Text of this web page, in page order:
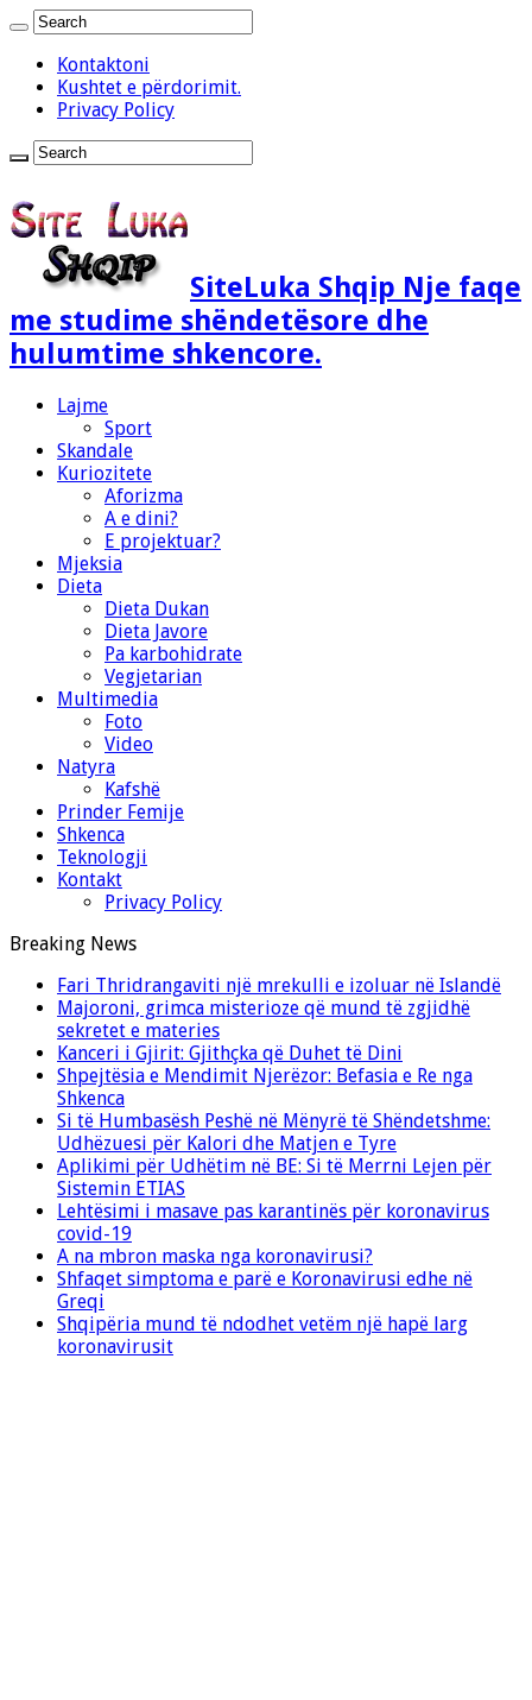
Kontaktoni
Kushtet e përdorimit.
Privacy Policy
SiteLuka Shqip Nje faqe
me studime shëndetësore dhe
hulumtime shkencore.
Lajme
Sport
Skandale
Kuriozitete
Aforizma
A e dini?
E projektuar?
Mjeksia
Dieta
Dieta Dukan
Dieta Javore
Pa karbohidrate
Vegjetarian
Multimedia
Foto
Video
Natyra
Kafshë
Prinder Femije
Shkenca
Teknologji
Kontakt
Privacy Policy
Breaking News
Fari Thridrangaviti një mrekulli e izoluar në Islandë
Majoroni, grimca misterioze që mund të zgjidhë
sekretet e materies
Kanceri i Gjirit: Gjithçka që Duhet të Dini
Shpejtësia e Mendimit Njerëzor: Befasia e Re nga
Shkenca
Si të Humbasësh Peshë në Mënyrë të Shëndetshme:
Udhëzuesi për Kalori dhe Matjen e Tyre
Aplikimi për Udhëtim në BE: Si të Merrni Lejen për
Sistemin ETIAS
Lehtësimi i masave pas karantinës për koronavirus
covid-19
A na mbron maska nga koronavirusi?
Shfaqet simptoma e parë e Koronavirusi edhe në
Greqi
Shqipëria mund të ndodhet vetëm një hapë larg
koronavirusit